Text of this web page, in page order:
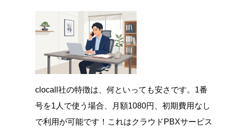
clocall社の特徴は、何といっても安さです。1番
号を1人で使う場合、月額1080円、初期費用なし
で利用が可能です！これはクラウドPBXサービス